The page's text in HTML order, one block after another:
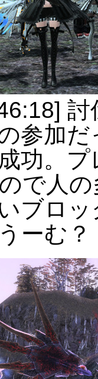
討
参加だ
功。
で人
ブロ
ーむ？